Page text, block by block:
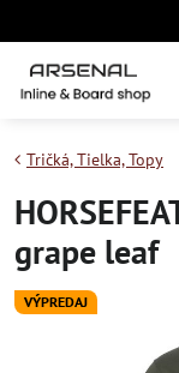
VÝPREDAJ
Tričká, Tielka, Topy
grape leaf